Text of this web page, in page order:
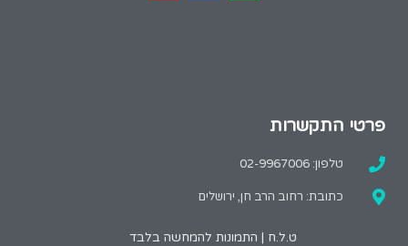
פרטי התקשרות
טלפון: 02-9967006
כתובת: רחוב הרב חן, ירושלים
ט.ל.ח | התמונות להמחשה בלבד